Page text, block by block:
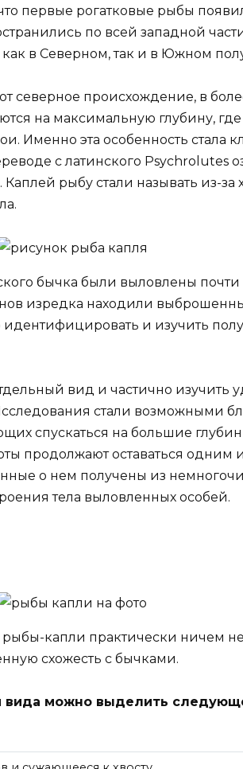
первые рогатковые рыбы
по всей западной
как в Северном, так и в Южном
северное происхождение, в
на максимальную глубину, где
Именно эта особенность стала
с латинского Psychrolutes
рыбу стали называть из-за
бычка были выловлены почти
изредка находили
и изучить
вид и частично изучить
стали возможными
спускаться на большие
продолжают оставаться одним
о нем получены из
тела выловленных особей.
капли практически ничем не
схожесть с бычками.
вида можно выделить